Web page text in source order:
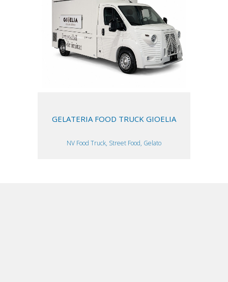
GELATERIA FOOD TRUCK GIOELIA
NV Food Truck, Street Food, Gelato